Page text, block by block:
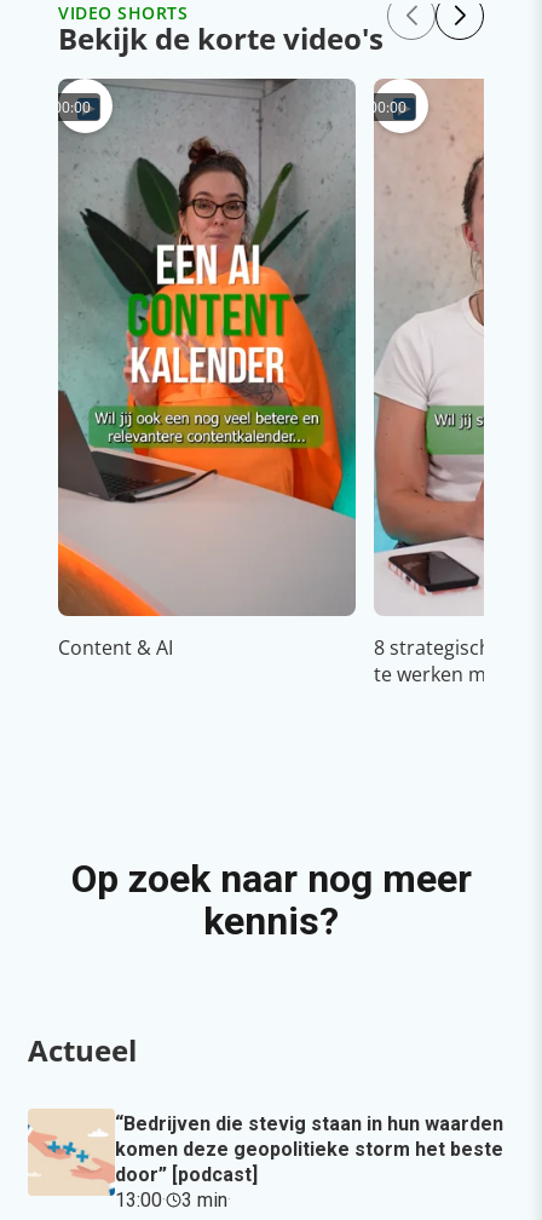
VIDEO SHORTS
Bekijk de korte video's
00:00
Content & AI
00:00
8 strategische
te werken met
Op zoek naar nog meer
kennis?
Actueel
“Bedrijven die stevig staan in hun waarden
komen deze geopolitieke storm het beste
door” [podcast]
13:00· 3 min·